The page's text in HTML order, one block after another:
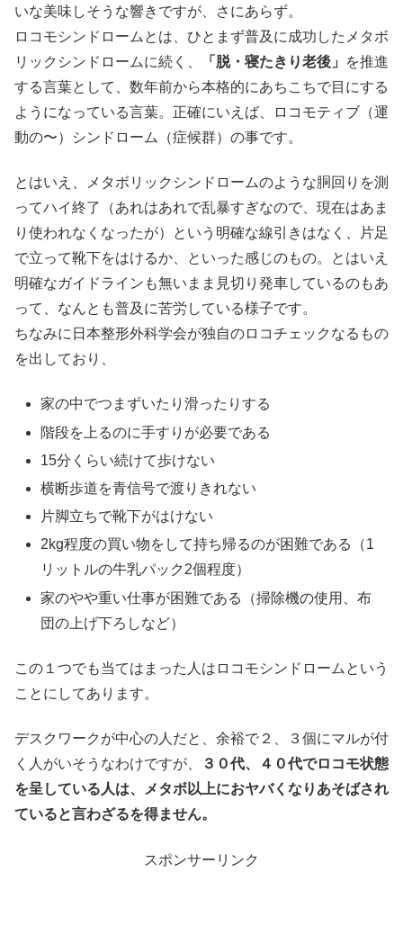
いな美味しそうな響きですが、さにあらず。
ロコモシンドロームとは、ひとまず普及に成功したメタボ
リックシンドロームに続く、
「脱・寝たきり老後」
を推進
する言葉として、数年前から本格的にあちこちで目にする
ようになっている言葉。正確にいえば、ロコモティブ（運
動の〜）シンドローム（症候群）の事です。
とはいえ、メタボリックシンドロームのような胴回りを測
ってハイ終了（あれはあれで乱暴すぎなので、現在はあま
り使われなくなったが）という明確な線引きはなく、片足
で立って靴下をはけるか、といった感じのもの。とはいえ
明確なガイドラインも無いまま見切り発車しているのもあ
って、なんとも普及に苦労している様子です。
ちなみに日本整形外科学会が独自のロコチェックなるもの
を出しており、
家の中でつまずいたり滑ったりする
階段を上るのに手すりが必要である
15分くらい続けて歩けない
横断歩道を青信号で渡りきれない
片脚立ちで靴下がはけない
2kg程度の買い物をして持ち帰るのが困難である（1
リットルの牛乳パック2個程度）
家のやや重い仕事が困難である（掃除機の使用、布
団の上げ下ろしなど）
この１つでも当てはまった人はロコモシンドロームという
ことにしてあります。
デスクワークが中心の人だと、余裕で２、３個にマルが付
く人がいそうなわけですが、
３０代、４０代でロコモ状態
を呈している人は、メタボ以上におヤバくなりあそばされ
ていると言わざるを得ません。
スポンサーリンク